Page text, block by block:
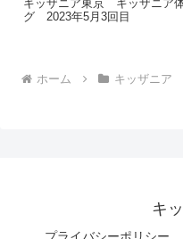
キッザニア東京 キッザニア
グ 2023年5月3回目
ホーム キッザニア
キ